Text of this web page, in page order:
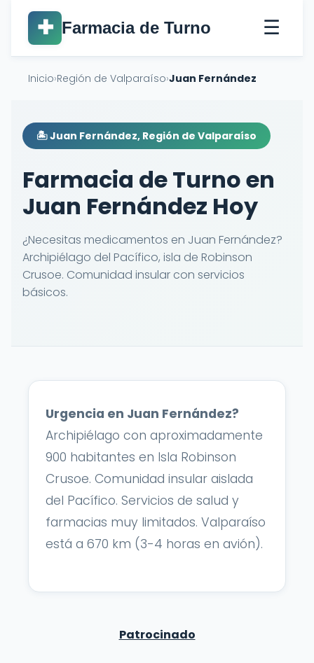
✚ Farmacia de Turno ☰
Inicio›Región de Valparaíso›Juan Fernández
🏝️ Juan Fernández, Región de Valparaíso
Farmacia de Turno en
Juan Fernández Hoy
¿Necesitas medicamentos en Juan Fernández?
Archipiélago del Pacífico, isla de Robinson
Crusoe. Comunidad insular con servicios
básicos.
Urgencia en Juan Fernández?
Archipiélago con aproximadamente
900 habitantes en Isla Robinson
Crusoe. Comunidad insular aislada
del Pacífico. Servicios de salud y
farmacias muy limitados. Valparaíso
está a 670 km (3-4 horas en avión).